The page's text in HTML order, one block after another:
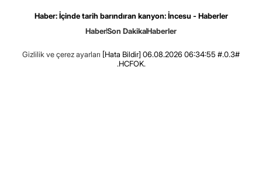
Haber: İçinde tarih barındıran kanyon: İncesu - Haberler
HaberSon DakikaHaberler
Gizlilik ve çerez ayarları [Hata Bildir] 06.08.2026 06:34:55 #.0.3#
.HCFOK.